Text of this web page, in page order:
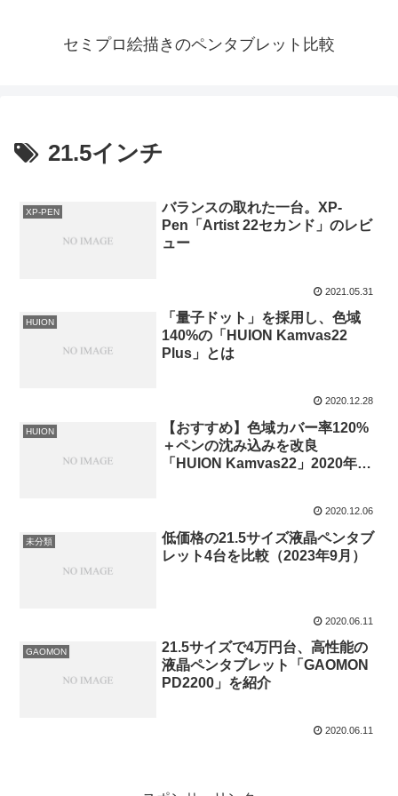
セミプロ絵描きのペンタブレット比較
21.5インチ
XP-PEN
バランスの取れた一台。XP-
Pen「Artist 22セカンド」のレビ
ュー
2021.05.31
HUION
「量子ドット」を採用し、色域
140%の「HUION Kamvas22
Plus」とは
2020.12.28
HUION
【おすすめ】色域カバー率120%
＋ペンの沈み込みを改良
「HUION Kamvas22」2020年最
2020.12.06
未分類
低価格の21.5サイズ液晶ペンタブ
レット4台を比較（2023年9月）
2020.06.11
GAOMON
21.5サイズで4万円台、高性能の
液晶ペンタブレット「GAOMON
PD2200」を紹介
2020.06.11